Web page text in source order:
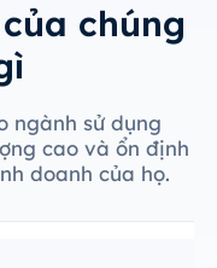
chúng
ngành sử dụng
cao và ổn định
doanh của họ.